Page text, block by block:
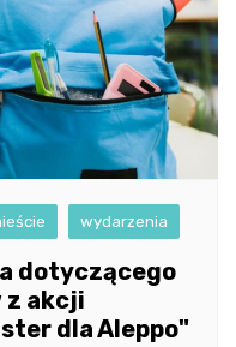
wydarzenia
dotyczącego
akcji
dla Aleppo"